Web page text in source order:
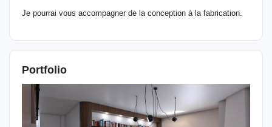
Je pourrai vous accompagner de la conception à la fabrication.
Portfolio